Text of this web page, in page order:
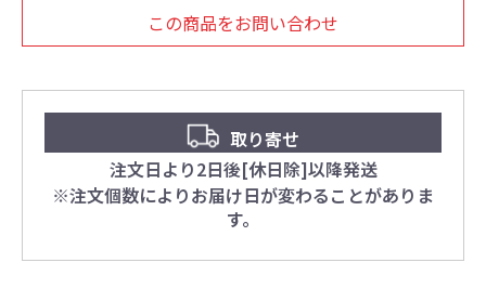
この商品をお問い合わせ
取り寄せ
注文日より2日後[休日除]以降発送
※注文個数によりお届け日が変わることがありま
す。